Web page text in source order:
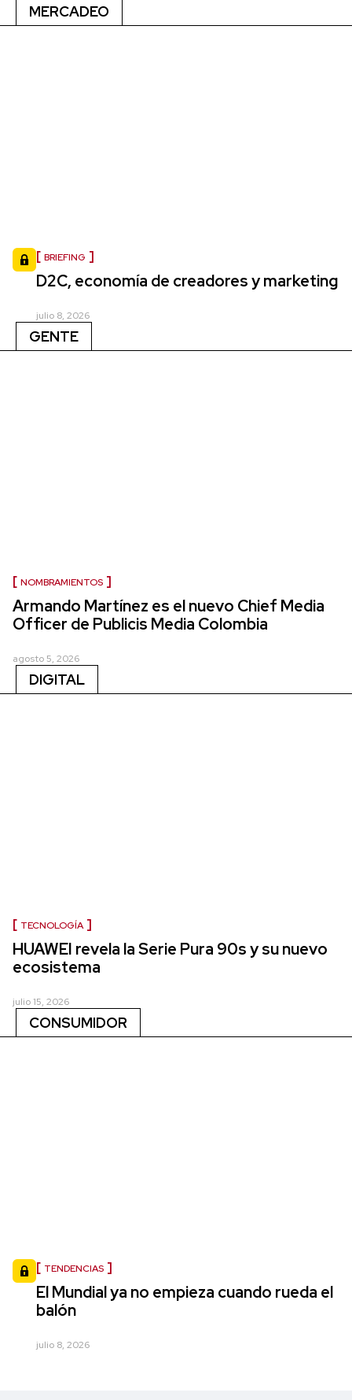
MERCADEO
BRIEFING
D2C, economía de creadores y marketing
julio 8, 2026
GENTE
NOMBRAMIENTOS
Armando Martínez es el nuevo Chief Media
Officer de Publicis Media Colombia
agosto 5, 2026
DIGITAL
TECNOLOGÍA
HUAWEI revela la Serie Pura 90s y su nuevo
ecosistema
julio 15, 2026
CONSUMIDOR
TENDENCIAS
El Mundial ya no empieza cuando rueda el
balón
julio 8, 2026